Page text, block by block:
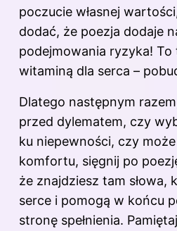
poczucie własnej
dodać, że poezja dodaje
podejmowania ryzyka! To
witaminą dla serca –
Dlatego następnym
przed dylematem, czy
ku niepewności, czy
komfortu, sięgnij po
że znajdziesz tam słowa,
serce i pomogą w końcu
stronę spełnienia.